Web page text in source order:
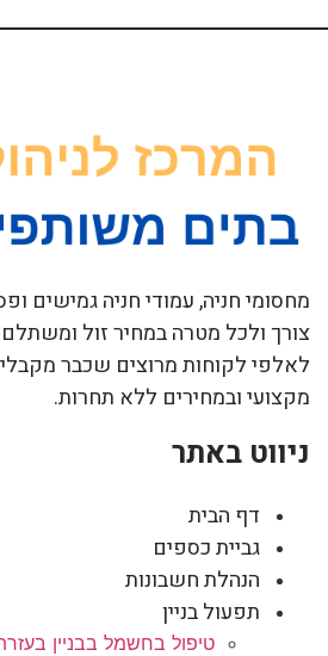
מחסומי חניה, עמודי חניה גמישים
צורך ולכל מטרה במחיר זול
לאלפי לקוחות מרוצים שכבר
מקצועי ובמחירים ללא תחרות.
ניווט באתר
דף הבית
גביית כספים
הנהלת חשבונות
תפעול בניין
טיפול בחשמל בבניין